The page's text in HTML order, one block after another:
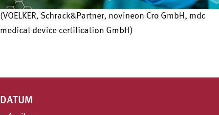
(VOELKER, Schrack&Partner, novineon Cro GmbH, mdc
medical device certification GmbH)
DATUM